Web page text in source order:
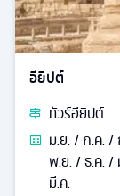
อียิปต์
ทัวร์อียิปต์
มิ.ย. / ก.ค. /
พ.ย. / ธ.ค. /
มี.ค.